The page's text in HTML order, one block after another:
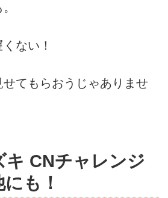
ない！
せてもらおうじゃありませ
キ CNチャレンジ
も！